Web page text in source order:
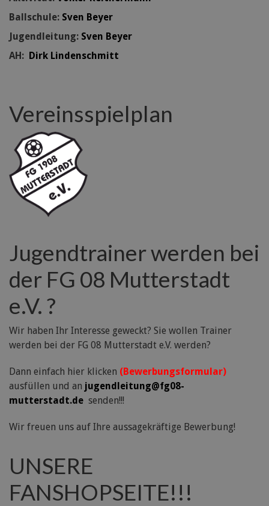
Ballschule: Sven Beyer
Jugendleitung: Sven Beyer
AH: Dirk Lindenschmitt
Vereinsspielplan
Jugendtrainer werden bei
der FG 08 Mutterstadt
e.V. ?
Wir haben Ihr Interesse geweckt? Sie wollen Trainer
werden bei der FG 08 Mutterstadt e.V. werden?
Dann einfach hier klicken (Bewerbungsformular)
ausfüllen und an jugendleitung@fg08-
mutterstadt.de senden!!!
Wir freuen uns auf Ihre aussagekräftige Bewerbung!
UNSERE
FANSHOPSEITE!!!